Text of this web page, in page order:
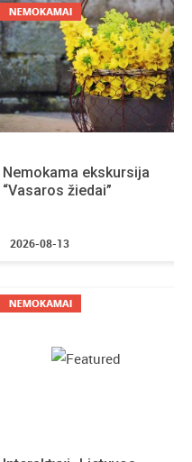
Nemokama ekskursija
“Vasaros žiedai”
2026-08-13